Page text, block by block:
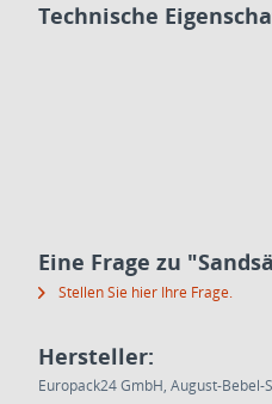
Technische
Eine Frage zu
Stellen Sie hier Ihre Frage.
Hersteller:
Europack24 GmbH, August-